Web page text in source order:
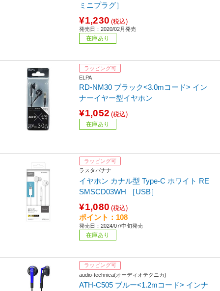
ミニプラグ］
¥1,230 (税込)
発売日：2020/02月発売
在庫あり
ラッピング可
ELPA
RD-NM30 ブラック<3.0mコード> イン
ナーイヤー型イヤホン
¥1,052 (税込)
在庫あり
ラッピング可
ラスタバナナ
イヤホン カナル型 Type-C ホワイト RE
SMSCD03WH ［USB］
¥1,080 (税込)
ポイント：108
発売日：2024/07/中旬発売
在庫あり
ラッピング可
audio-technica(オーディオテクニカ)
ATH-C505 ブルー<1.2mコード> インナ